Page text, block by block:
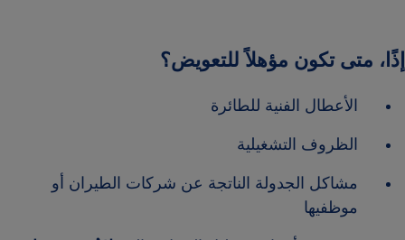
إذًا، متى تكون مؤهلاً للتعويض؟
الأعطال الفنية للطائرة
الظروف التشغيلية
مشاكل الجدولة الناتجة عن شركات الطيران أو
موظفيها